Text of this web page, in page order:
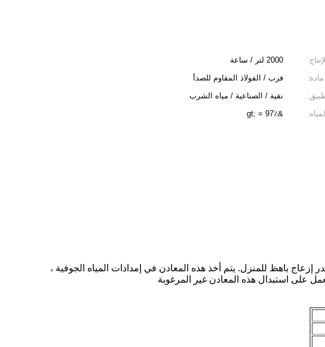
2000 لتر / ساعة
مادة:
فرب / الفولاذ المقاوم للصدأ
نقية / الصناعية / مياه الشرب
&gt; = 97٪
باهظ للمنزل. يتم أخذ هذه المعادن في إمدادات المياه الجوفية ،
على استبدال هذه المعادن غير المرغوبة